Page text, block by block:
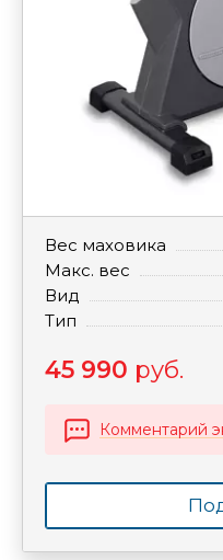
Вес маховика
Макс. вес
Вид
Тип
45 990 руб.
Комментарий